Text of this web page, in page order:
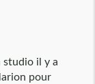
il y a
pour